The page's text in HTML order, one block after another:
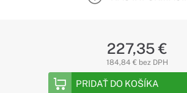
227,35 €
184,84 € bez DPH
PRIDAŤ DO KOŠÍKA